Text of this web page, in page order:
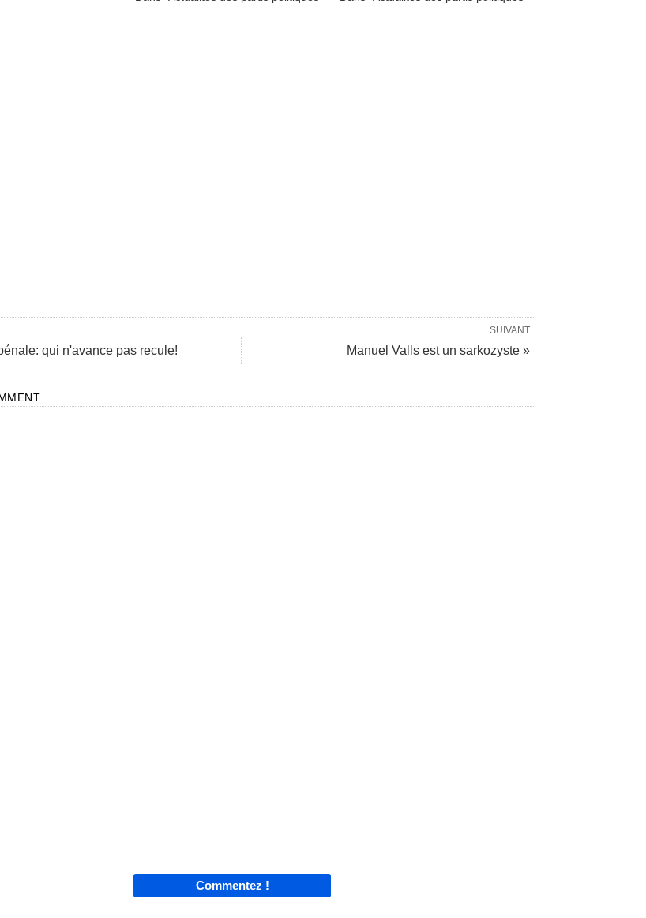
SUIVANT
Manuel Valls est un sarkozyste »
qui n'avance pas recule!
Commentez !